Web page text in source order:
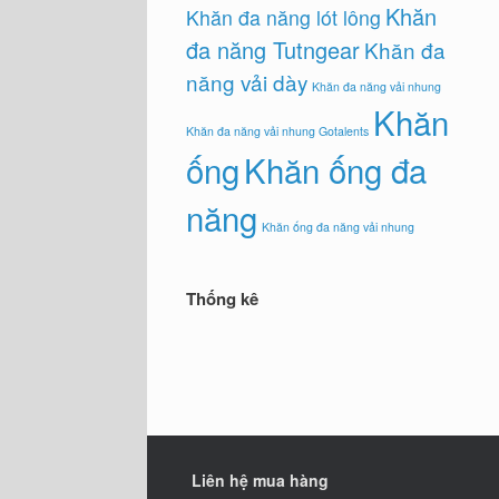
Khăn đa năng lót lông Khăn
đa năng TutngearKhăn đa
năng vải dày Khăn đa năng vải nhung
Khăn đa năng vải nhung Gotalents Khăn
ốngKhăn ống đa
năng Khăn ống đa năng vải nhung
Thống kê
Liên hệ mua hàng